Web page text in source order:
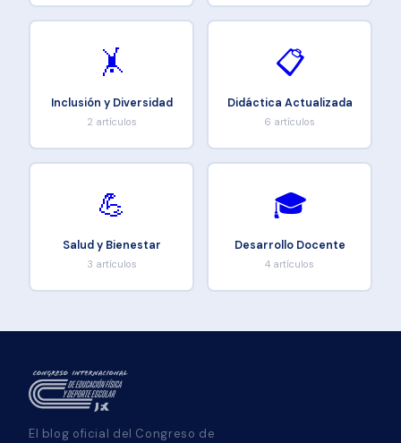
🤸
Inclusión y Diversidad
2 artículos
📋
Didáctica Actualizada
6 artículos
💪
Salud y Bienestar
3 artículos
🎓
Desarrollo Docente
4 artículos
El blog oficial del Congreso de